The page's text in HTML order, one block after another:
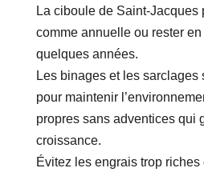
La ciboule de Saint-Jacques
comme annuelle ou rester
quelques années.
Les binages et les sarclages
pour maintenir
propres sans adventices qui
croissance.
Évitez les engrais trop riches